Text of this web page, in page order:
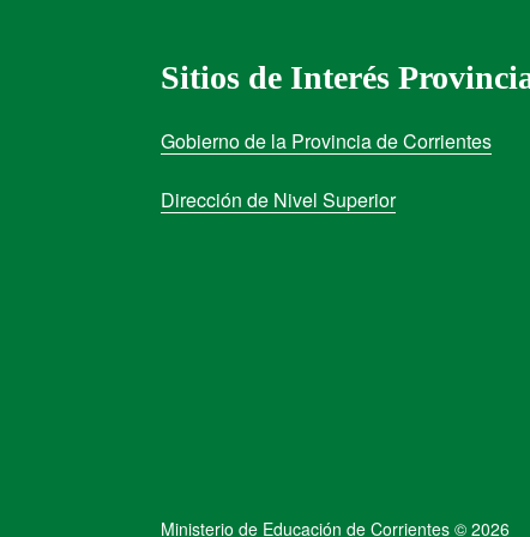
Sitios de Interés
Gobierno de la Provincia de Corrientes
Dirección de Nivel Superior
Ministerio de Educación de Corrientes © 2026